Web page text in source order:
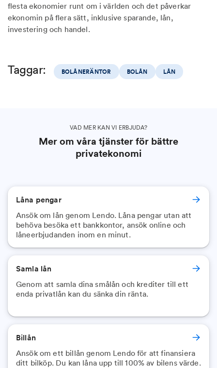
flesta ekonomier runt om i världen och det påverkar
ekonomin på flera sätt, inklusive sparande, lån,
investering och handel.
Taggar: BOLÅNERÄNTOR BOLÅN LÅN
VAD MER KAN VI ERBJUDA?
Mer om våra tjänster för bättre
privatekonomi
Låna pengar
Ansök om lån genom Lendo. Låna pengar utan att
behöva besöka ett bankkontor, ansök online och
låneerbjudanden inom en minut.
Samla lån
Genom att samla dina smålån och krediter till ett
enda privatlån kan du sänka din ränta.
Billån
Ansök om ett billån genom Lendo för att finansiera
ditt bilköp. Du kan låna upp till 100% av bilens värde.